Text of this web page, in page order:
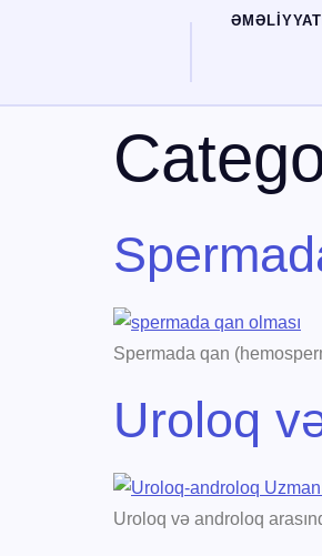
Spermada qan
Uroloq
Uroloq və androloq